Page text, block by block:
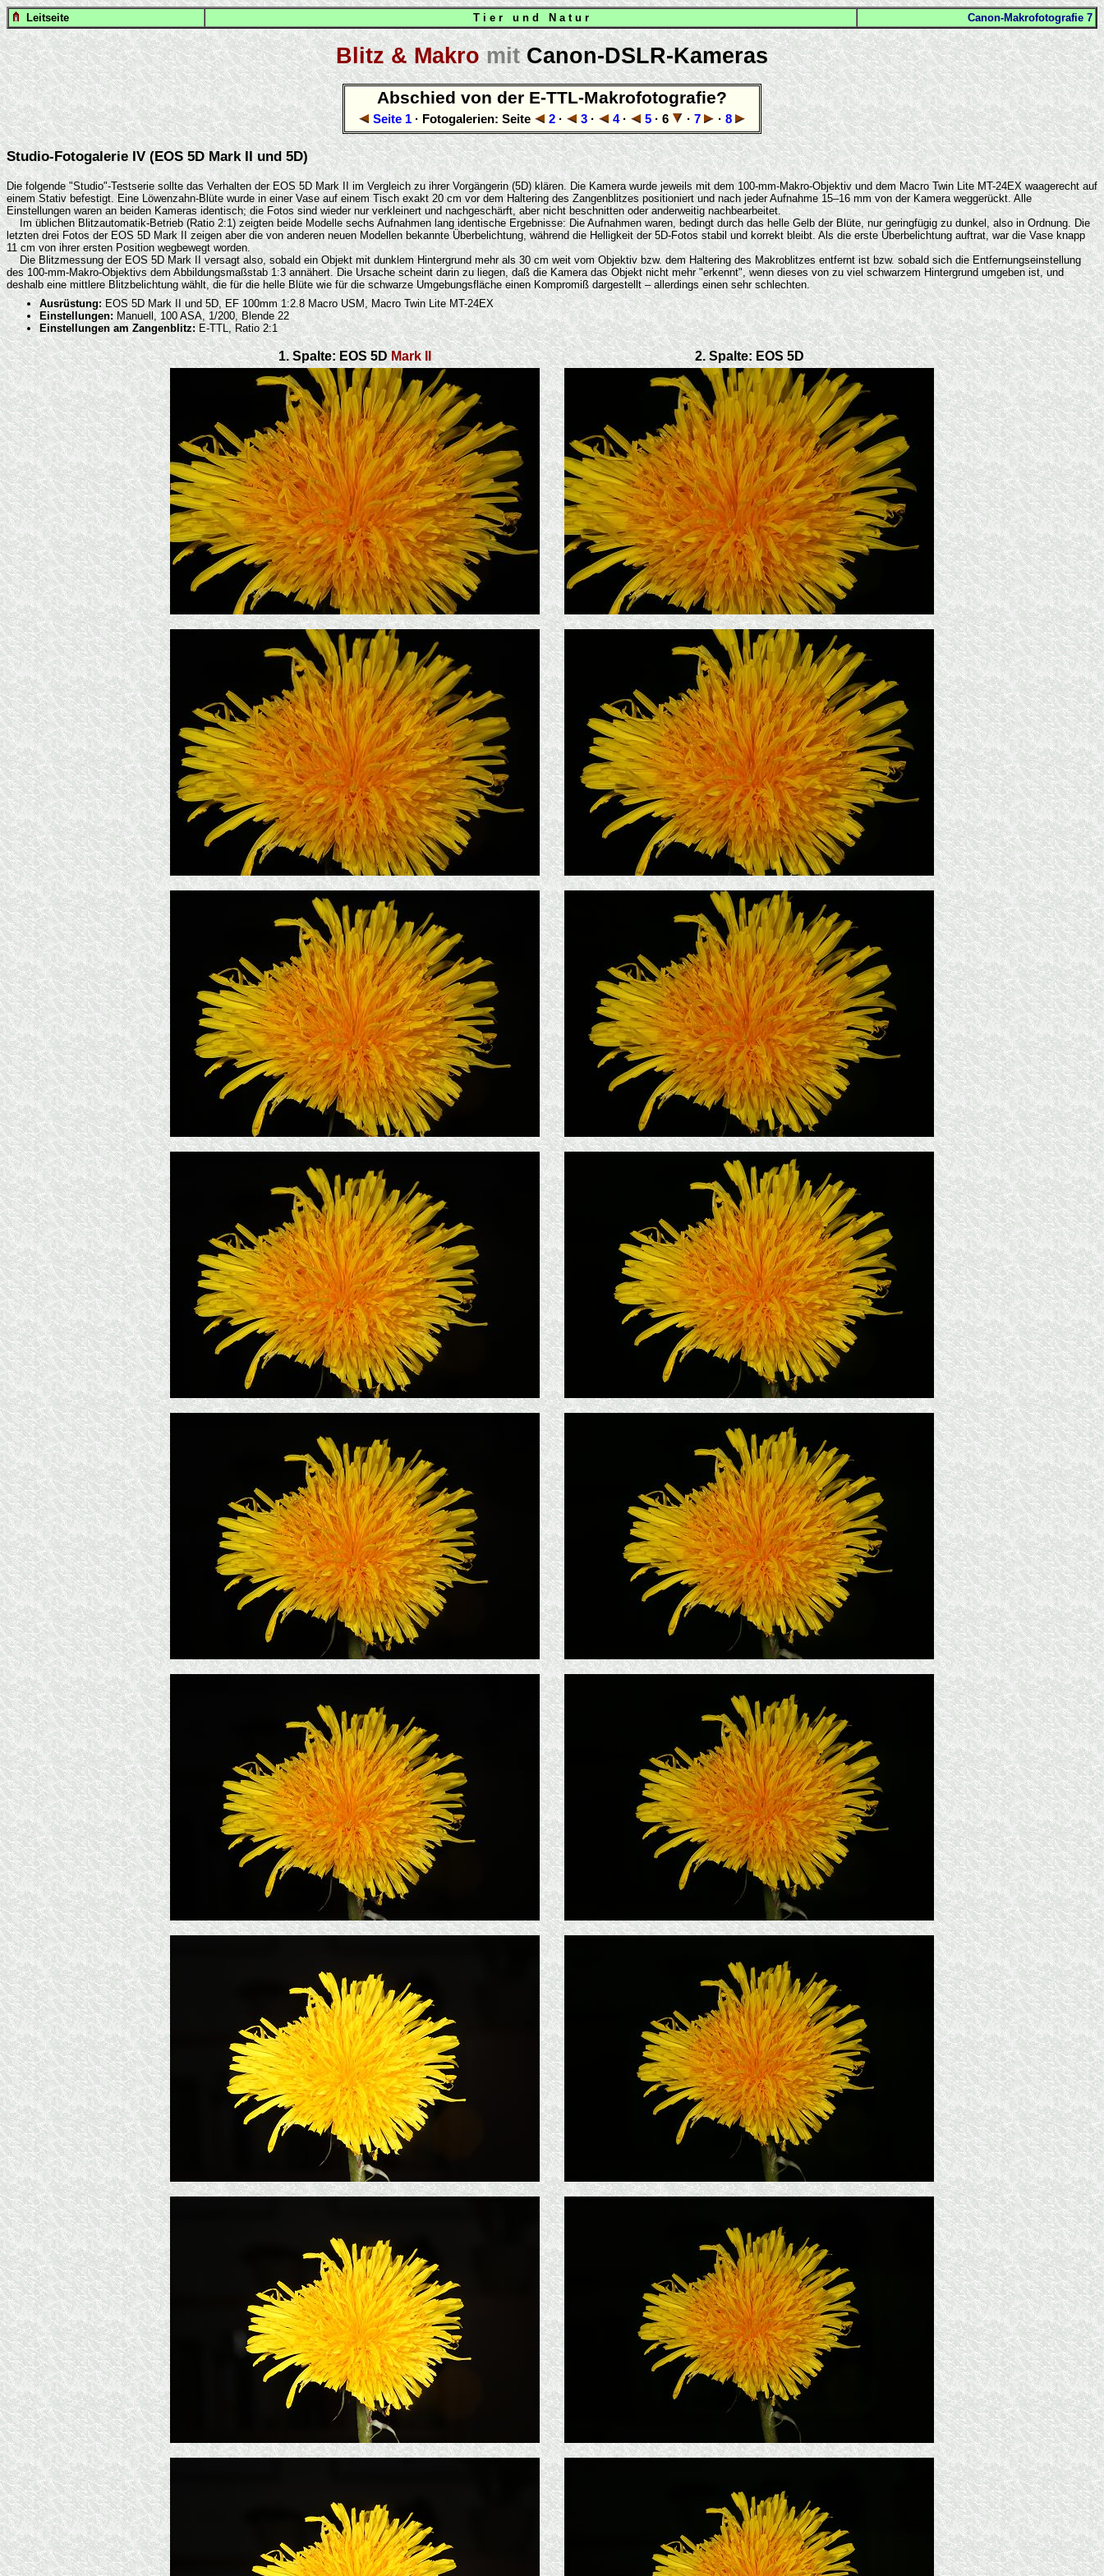
Leitseite T i e r u n d N a t u r Canon-Makrofotografie 7
Blitz & MakromitCanon-DSLR-Kameras
Abschied von der E-TTL-Makrofotografie?
Seite 1 · Fotogalerien: Seite 2 · 3 · 4· 5 · 6 · 7 · 8
Studio-Fotogalerie IV (EOS 5D Mark II und 5D)
Die folgende "Studio"-Testserie sollte das Verhalten der EOS 5D Mark II im Vergleich zu ihrer Vorgängerin (5D) klären. Die Kamera wurde jeweils mit dem 100-mm-Makro-Objektiv und dem Macro Twin Lite MT-24EX waagerecht auf
einem Stativ befestigt. Eine Löwenzahn-Blüte wurde in einer Vase auf einem Tisch exakt 20 cm vor dem Haltering des Zangenblitzes positioniert und nach jeder Aufnahme 15–16 mm von der Kamera weggerückt. Alle
Einstellungen waren an beiden Kameras identisch; die Fotos sind wieder nur verkleinert und nachgeschärft, aber nicht beschnitten oder anderweitig nachbearbeitet.
Im üblichen Blitzautomatik-Betrieb (Ratio 2:1) zeigten beide Modelle sechs Aufnahmen lang identische Ergebnisse: Die Aufnahmen waren, bedingt durch das helle Gelb der Blüte, nur geringfügig zu dunkel, also in Ordnung. Die
letzten drei Fotos der EOS 5D Mark II zeigen aber die von anderen neuen Modellen bekannte Überbelichtung, während die Helligkeit der 5D-Fotos stabil und korrekt bleibt. Als die erste Überbelichtung auftrat, war die Vase knapp
11 cm von ihrer ersten Position wegbewegt worden.
Die Blitzmessung der EOS 5D Mark II versagt also, sobald ein Objekt mit dunklem Hintergrund mehr als 30 cm weit vom Objektiv bzw. dem Haltering des Makroblitzes entfernt ist bzw. sobald sich die Entfernungseinstellung
des 100-mm-Makro-Objektivs dem Abbildungsmaßstab 1:3 annähert. Die Ursache scheint darin zu liegen, daß die Kamera das Objekt nicht mehr "erkennt", wenn dieses von zu viel schwarzem Hintergrund umgeben ist, und
deshalb eine mittlere Blitzbelichtung wählt, die für die helle Blüte wie für die schwarze Umgebungsfläche einen Kompromiß dargestellt – allerdings einen sehr schlechten.
Ausrüstung:EOS 5D Mark II und 5D, EF 100mm 1:2.8 Macro USM, Macro Twin Lite MT-24EX
Einstellungen: Manuell, 100 ASA, 1/200, Blende 22
Einstellungen am Zangenblitz:E-TTL, Ratio 2:1
1. Spalte: EOS 5D Mark II 2. Spalte: EOS 5D